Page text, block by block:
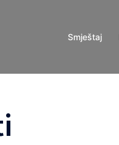
Smještaj